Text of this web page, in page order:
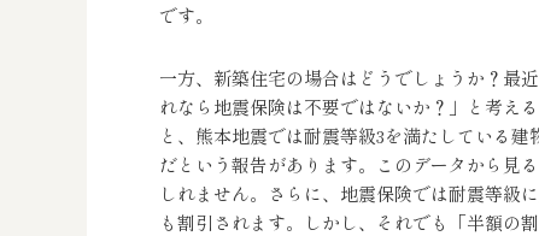
です。
一方、新築住宅の場合はどうでしょうか？最
れなら地震保険は不要ではないか？」と考え
と、熊本地震では耐震等級3を満たしている
だという報告があります。このデータから見
しれません。さらに、地震保険では耐震等級
も割引されます。しかし、それでも「半額の